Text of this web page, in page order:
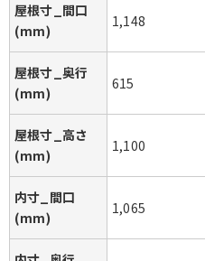
屋根寸_間口
(mm)
1,148
屋根寸_奥行
(mm)
615
屋根寸_高さ
(mm)
1,100
内寸_間口
(mm)
1,065